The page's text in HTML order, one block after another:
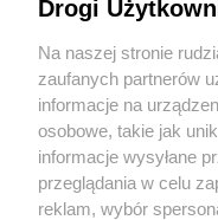
Wydawca mediów
Drogi
Na naszej stronie
zaufanych partnerów
informacje na
osobowe, takie jak
informacje wysyłane
przeglądania w celu
reklam, wybór